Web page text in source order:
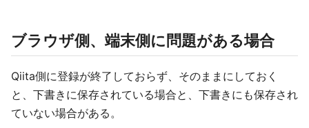
ブラウザ側、端末側に問題がある場合
Qiita側に登録が終了しておらず、そのままにしておく
と、下書きに保存されている場合と、下書きにも保存され
ていない場合がある。